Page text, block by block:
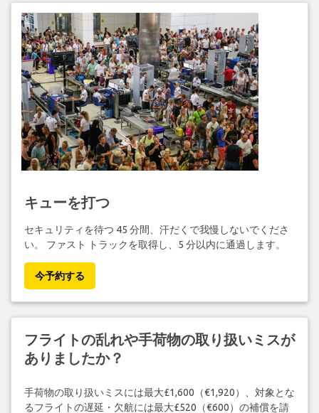
キューを打つ
セキュリティを待つ 45 分間、汗だくで我慢しないでくださ
い。 ファスト トラックを取得し、5 分以内に通過します。
今予約する
フライトの乱れや手荷物の取り扱いミスが
ありましたか？
手荷物の取り扱いミスには最大£1,600（€1,920）、対象とな
るフライトの遅延・欠航には最大£520（€600）の補償を請